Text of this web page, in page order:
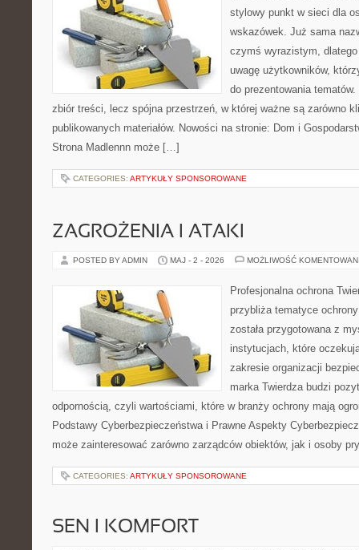
stylowy punkt w sieci dla
wskazówek. Już sama
czymś wyrazistym,
uwagę użytkowników,
do prezentowania
zbiór treści, lecz spójna przestrzeń, w której ważne są zarówno
publikowanych materiałów. Nowości na stronie: Dom i
Strona Madlennn może […]
CATEGORIES: ARTYKUŁY SPONSOROWANE
ZAGROŻENIA I ATAKI
POSTED BY ADMIN MAJ - 2 - 2026 MOŻLIWOŚĆ
Profesjonalna ochrona
przybliża tematyce
została przygotowana z
instytucjach, które
zakresie organizacji
marka Twierdza budzi
odpornością, czyli wartościami, które w branży ochrony mają
Podstawy Cyberbezpieczeństwa i Prawne Aspekty
może zainteresować zarówno zarządców obiektów, jak i osoby
CATEGORIES: ARTYKUŁY SPONSOROWANE
SEN I KOMFORT